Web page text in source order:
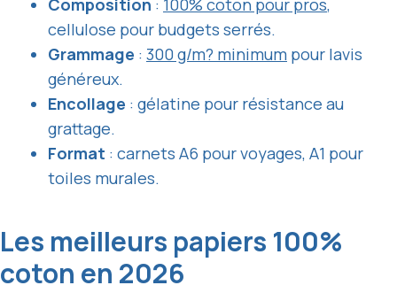
Composition : 100% coton pour pros,
cellulose pour budgets serrés.
Grammage : 300 g/m? minimum pour lavis
généreux.
Encollage : gélatine pour résistance au
grattage.
Format : carnets A6 pour voyages, A1 pour
toiles murales.
Les meilleurs papiers 100%
coton en 2026